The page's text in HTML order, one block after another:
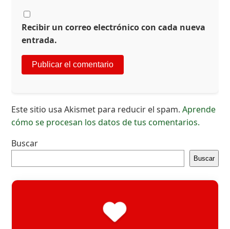
Recibir un correo electrónico con cada nueva
entrada.
Este sitio usa Akismet para reducir el spam.Aprende
cómo se procesan los datos de tus comentarios.
Buscar
Buscar